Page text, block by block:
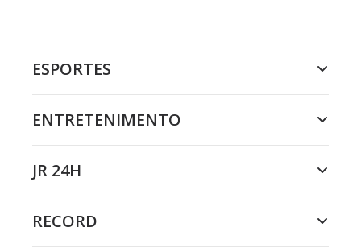
ESPORTES
ENTRETENIMENTO
JR 24H
RECORD